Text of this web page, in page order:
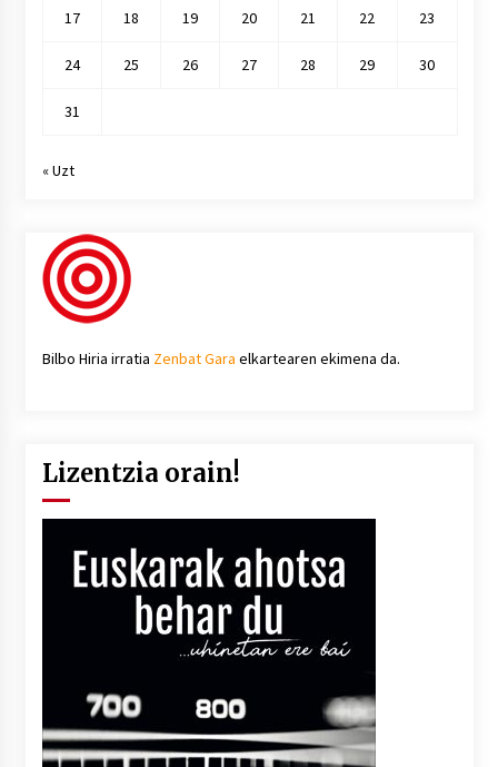
17 18 19 20 21 22 23
24 25 26 27 28 29 30
31
« Uzt
Bilbo Hiria irratia Zenbat Gara elkartearen ekimena da.
Lizentzia orain!